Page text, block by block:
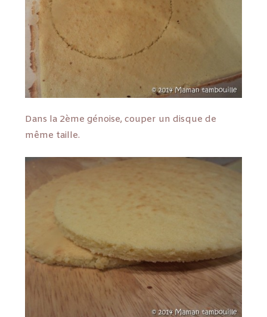
Dans la 2ème génoise, couper un disque de
même taille.